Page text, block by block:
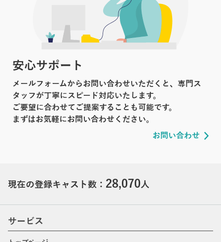
安心サポート
メールフォームからお問い合わせいただくと、専門ス
タッフが丁寧にスピード対応いたします。
ご要望に合わせてご提案することも可能です。
まずはお気軽にお問い合わせください。
お問い合わせ
現在の登録キャスト数： 28,070人
サービス